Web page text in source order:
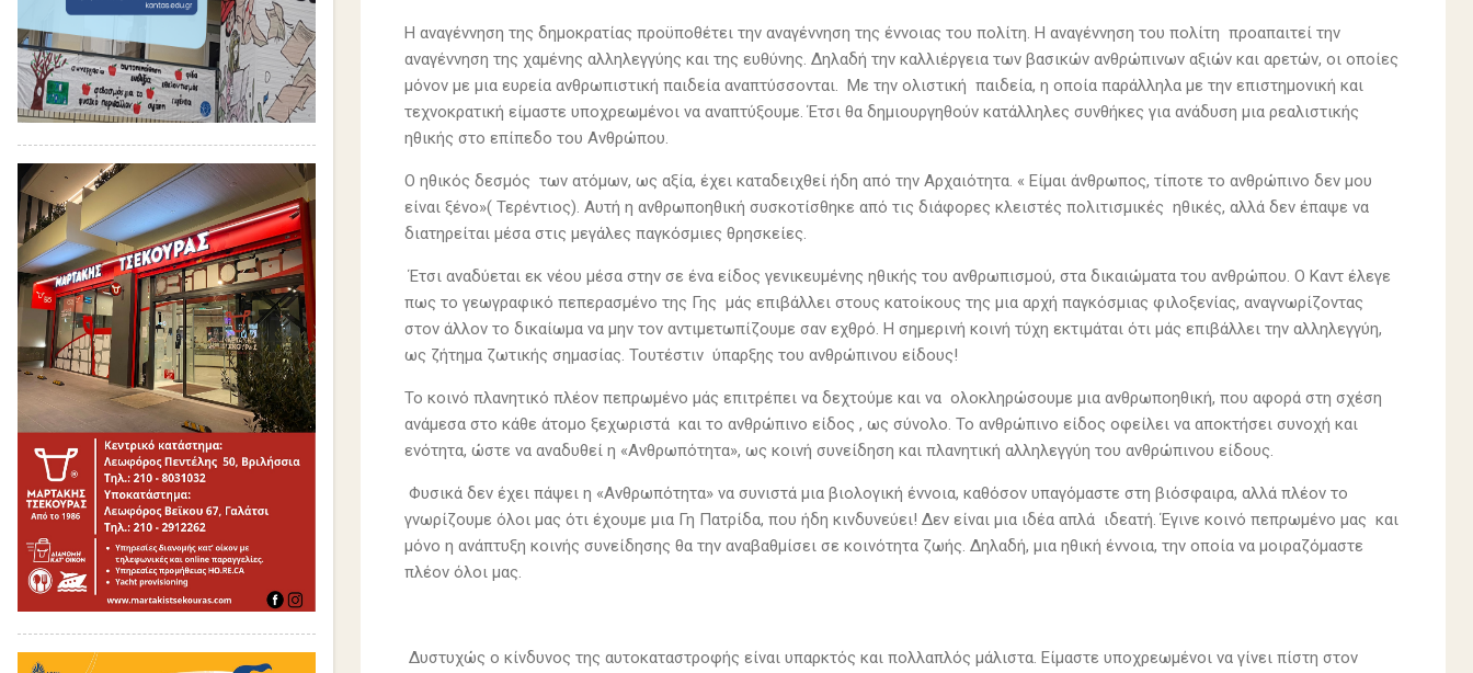
Η αναγέννηση της δημοκρατίας προϋποθέτει την αναγέννηση της έννοιας του πολίτη. Η αναγέννηση του πολίτη προαπαιτεί την
αναγέννηση της χαμένης αλληλεγγύης και της ευθύνης. Δηλαδή την καλλιέργεια των βασικών ανθρώπινων αξιών και αρετών, οι οποίες
μόνον με μια ευρεία ανθρωπιστική παιδεία αναπτύσσονται. Με την ολιστική παιδεία, η οποία παράλληλα με την επιστημονική και
τεχνοκρατική είμαστε υποχρεωμένοι να αναπτύξουμε. Έτσι θα δημιουργηθούν κατάλληλες συνθήκες για ανάδυση μια ρεαλιστικής
ηθικής στο επίπεδο του Ανθρώπου.
Ο ηθικός δεσμός των ατόμων, ως αξία, έχει καταδειχθεί ήδη από την Αρχαιότητα. « Είμαι άνθρωπος, τίποτε το ανθρώπινο δεν μου
είναι ξένο»( Τερέντιος). Αυτή η ανθρωποηθική συσκοτίσθηκε από τις διάφορες κλειστές πολιτισμικές ηθικές, αλλά δεν έπαψε να
διατηρείται μέσα στις μεγάλες παγκόσμιες θρησκείες.
Έτσι αναδύεται εκ νέου μέσα στην σε ένα είδος γενικευμένης ηθικής του ανθρωπισμού, στα δικαιώματα του ανθρώπου. Ο Καντ έλεγε
πως το γεωγραφικό πεπερασμένο της Γης μάς επιβάλλει στους κατοίκους της μια αρχή παγκόσμιας φιλοξενίας, αναγνωρίζοντας
στον άλλον το δικαίωμα να μην τον αντιμετωπίζουμε σαν εχθρό. Η σημερινή κοινή τύχη εκτιμάται ότι μάς επιβάλλει την αλληλεγγύη,
ως ζήτημα ζωτικής σημασίας. Τουτέστιν ύπαρξης του ανθρώπινου είδους!
Το κοινό πλανητικό πλέον πεπρωμένο μάς επιτρέπει να δεχτούμε και να ολοκληρώσουμε μια ανθρωποηθική, που αφορά στη σχέση
ανάμεσα στο κάθε άτομο ξεχωριστά και το ανθρώπινο είδος , ως σύνολο. Το ανθρώπινο είδος οφείλει να αποκτήσει συνοχή και
ενότητα, ώστε να αναδυθεί η «Ανθρωπότητα», ως κοινή συνείδηση και πλανητική αλληλεγγύη του ανθρώπινου είδους.
Φυσικά δεν έχει πάψει η «Ανθρωπότητα» να συνιστά μια βιολογική έννοια, καθόσον υπαγόμαστε στη βιόσφαιρα, αλλά πλέον το
γνωρίζουμε όλοι μας ότι έχουμε μια Γη Πατρίδα, που ήδη κινδυνεύει! Δεν είναι μια ιδέα απλά ιδεατή. Έγινε κοινό πεπρωμένο μας και
μόνο η ανάπτυξη κοινής συνείδησης θα την αναβαθμίσει σε κοινότητα ζωής. Δηλαδή, μια ηθική έννοια, την οποία να μοιραζόμαστε
πλέον όλοι μας.
Δυστυχώς ο κίνδυνος της αυτοκαταστροφής είναι υπαρκτός και πολλαπλός μάλιστα. Είμαστε υποχρεωμένοι να γίνει πίστη στον